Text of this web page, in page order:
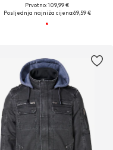
Prvotno: 109,99 €
Posljednja najniža cijena:69,59 €